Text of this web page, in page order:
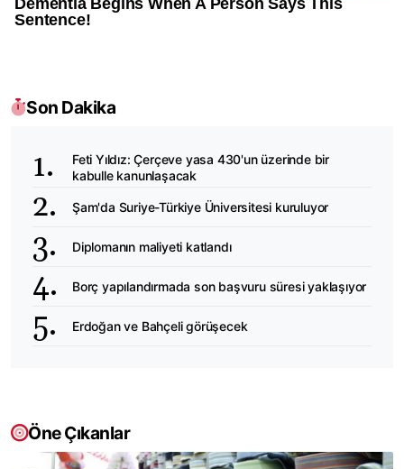
Son Dakika
Feti Yıldız: Çerçeve yasa 430'un üzerinde bir
kabulle kanunlaşacak
Şam'da Suriye-Türkiye Üniversitesi kuruluyor
Diplomanın maliyeti katlandı
Borç yapılandırmada son başvuru süresi yaklaşıyor
Erdoğan ve Bahçeli görüşecek
Öne Çıkanlar